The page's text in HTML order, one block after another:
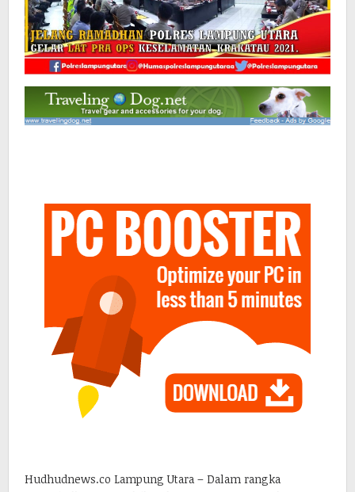
Hudhudnews.co Lampung Utara – Dalam rangka